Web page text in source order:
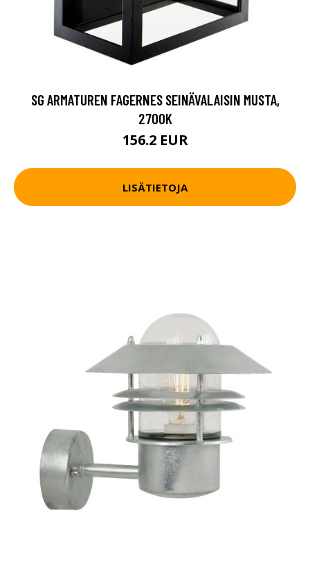
SG ARMATUREN FAGERNES SEINÄVALAISIN MUSTA,
2700K
156.2 EUR
LISÄTIETOJA